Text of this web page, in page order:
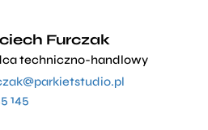
Furczak
techniczno-handlowy
145